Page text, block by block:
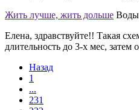
Жить лучше, жить дольше Воды
Елена, здравствуйте!! Такая
длительность до 3-х мес, затем
Назад
1
...
231